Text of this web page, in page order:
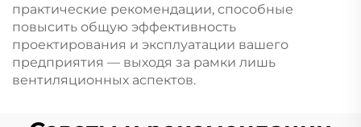
практические рекомендации, способные
повысить общую эффективность
проектирования и эксплуатации вашего
предприятия — выходя за рамки лишь
вентиляционных аспектов.